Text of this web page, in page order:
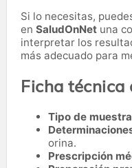
Si lo necesitas,
en SaludOnNet una
interpretar los
más adecuado para
Ficha técnica
Tipo de muestra
orina.
Prescripción